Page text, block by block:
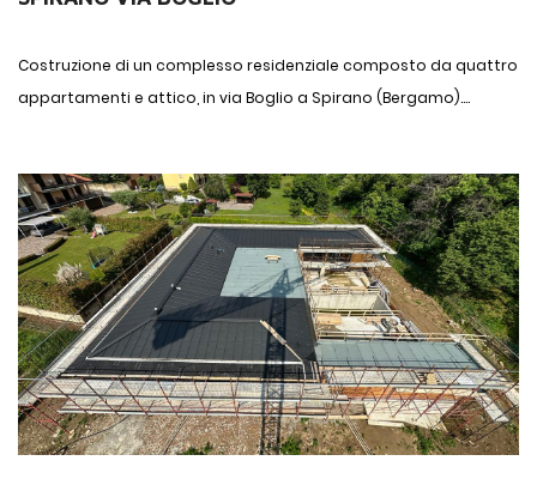
Costruzione di un complesso residenziale composto da quattro
appartamenti e attico, in via Boglio a Spirano (Bergamo)....